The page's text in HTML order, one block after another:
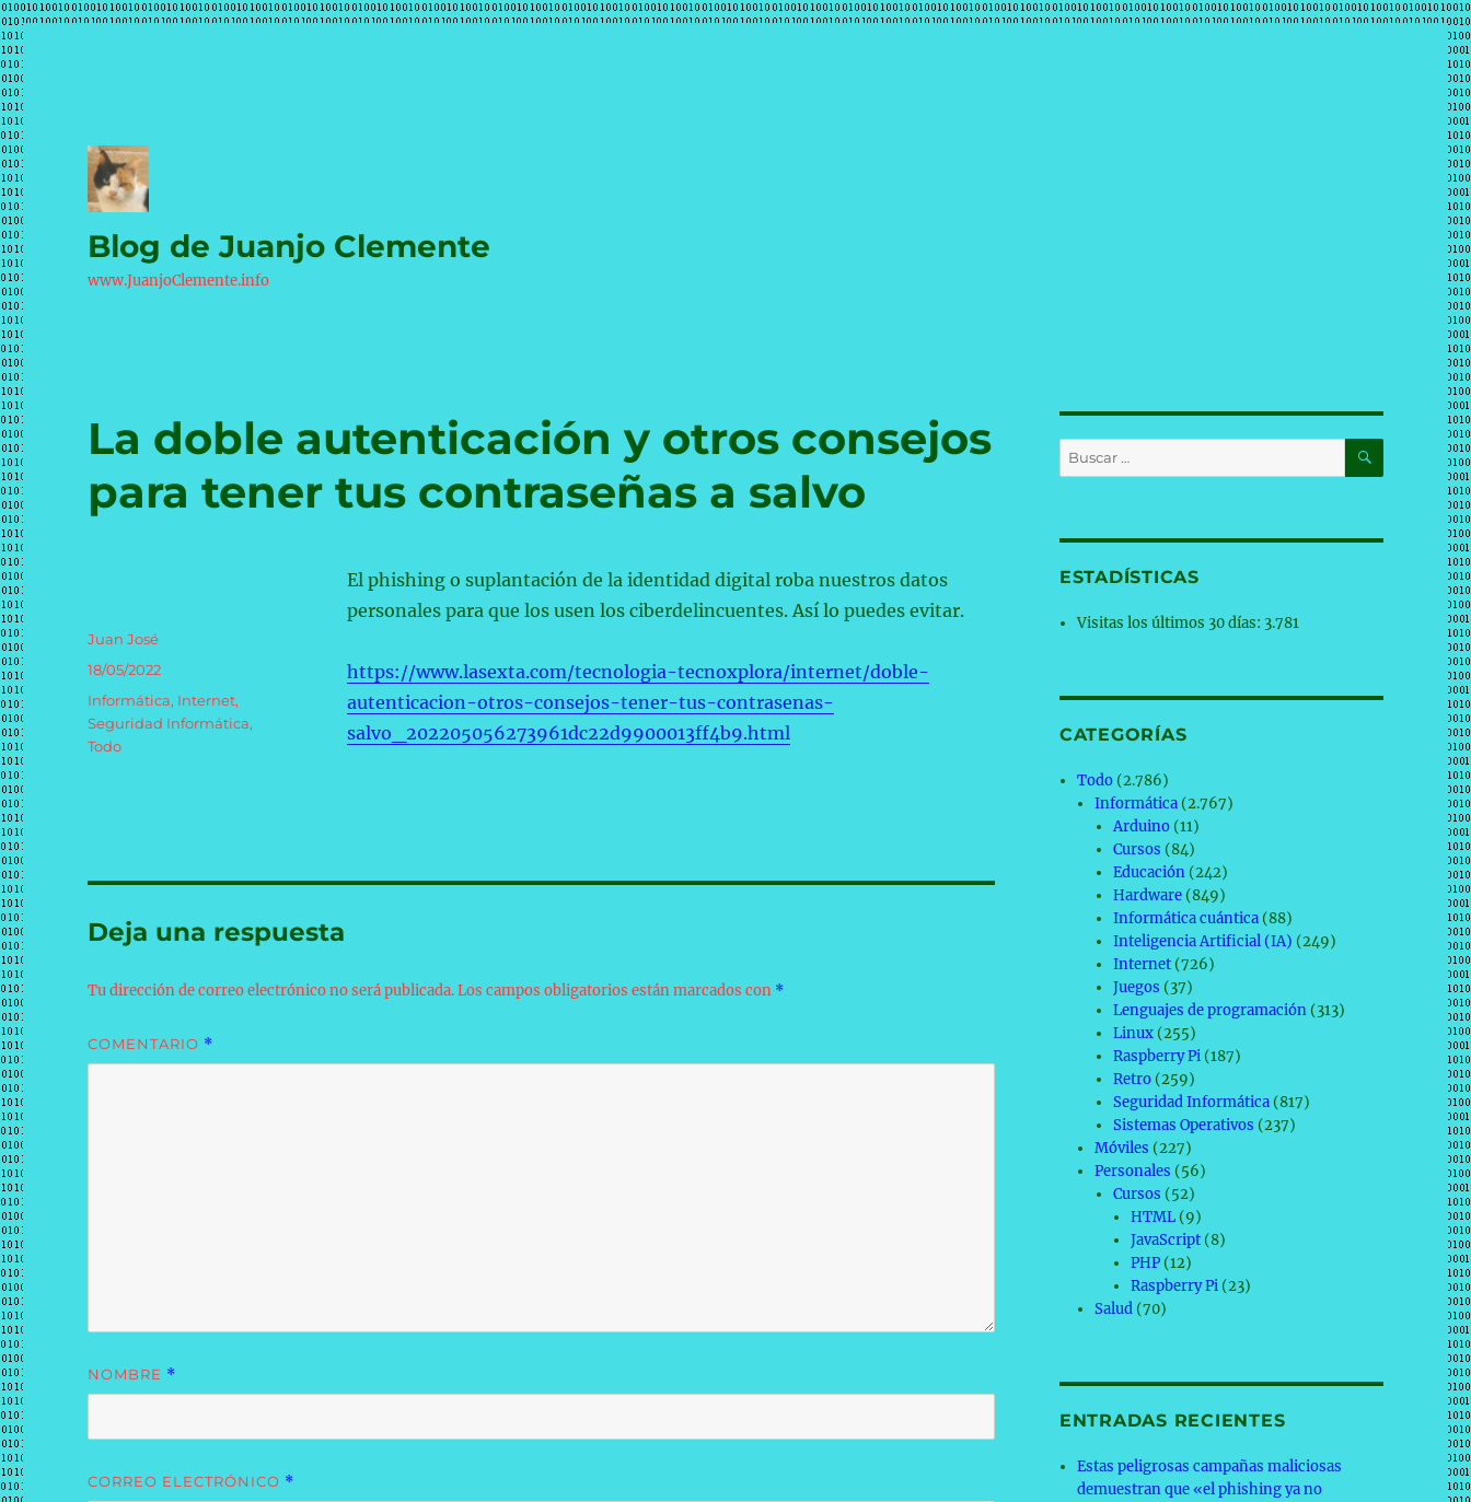
Blog de Juanjo Clemente
www.JuanjoClemente.info
La doble autenticación y otros consejos
para tener tus contraseñas a salvo
El phishing o suplantación de la identidad digital roba nuestros datos
personales para que los usen los ciberdelincuentes. Así lo puedes evitar.
https://www.lasexta.com/tecnologia-tecnoxplora/internet/doble-
autenticacion-otros-consejos-tener-tus-contrasenas-
salvo_202205056273961dc22d9900013ff4b9.html
Autor
Juan José
Publicado
18/05/2022
Categorías
Informática, Internet,
Seguridad Informática,
Todo
Deja una respuesta
Tu dirección de correo electrónico no será publicada.Los campos obligatorios están marcados con *
COMENTARIO *
NOMBRE *
CORREO ELECTRÓNICO *
Buscar
por:
BUSCAR
ESTADÍSTICAS
Visitas los últimos 30 días: 3.781
CATEGORÍAS
Todo (2.786)
Informática (2.767)
Arduino(11)
Cursos (84)
Educación(242)
Hardware(849)
Informática cuántica(88)
Inteligencia Artificial (IA) (249)
Internet(726)
Juegos (37)
Lenguajes de programación(313)
Linux(255)
Raspberry Pi(187)
Retro(259)
Seguridad Informática(817)
Sistemas Operativos (237)
Móviles (227)
Personales (56)
Cursos (52)
HTML(9)
JavaScript(8)
PHP(12)
Raspberry Pi(23)
Salud (70)
ENTRADAS RECIENTES
Estas peligrosas campañas maliciosas
demuestran que «el phishing ya no